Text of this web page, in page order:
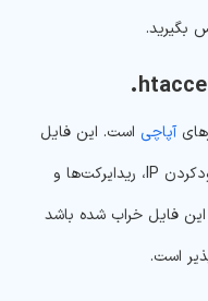
بگیرید.
آپاچی است. این فایل
مسئول اجرای قوانین مهمی مثل مسدودکردن IP، ریدایرکت‌ها و
فایل خراب شده باشد